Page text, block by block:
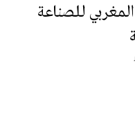
للصناعة